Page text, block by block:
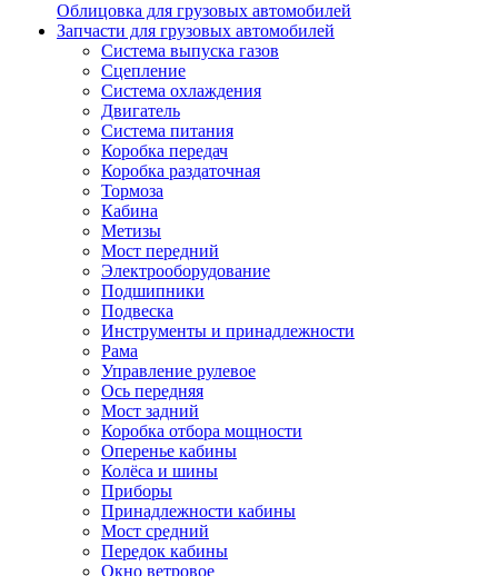
Облицовка для грузовых автомобилей
Запчасти для грузовых автомобилей
Система выпуска газов
Сцепление
Система охлаждения
Двигатель
Система питания
Коробка передач
Коробка раздаточная
Тормоза
Кабина
Метизы
Мост передний
Электрооборудование
Подшипники
Подвеска
Инструменты и принадлежности
Рама
Управление рулевое
Ось передняя
Мост задний
Коробка отбора мощности
Оперенье кабины
Колёса и шины
Приборы
Принадлежности кабины
Мост средний
Передок кабины
Окно ветровое